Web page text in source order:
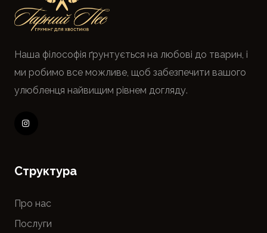
Наша філософія ґрунтується на любові до тварин, і
ми робимо все можливе, щоб забезпечити вашого
улюбленця найвищим рівнем догляду.
Cтруктура
Про нас
Послуги